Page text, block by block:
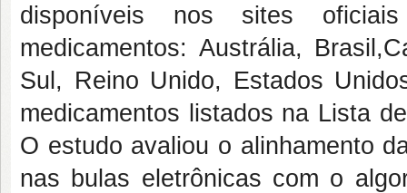
disponíveis nos sites
medicamentos: Austrália,
Sul, Reino Unido, Estados
medicamentos listados na Lista
O estudo avaliou o alinhamento
nas bulas eletrônicas com o